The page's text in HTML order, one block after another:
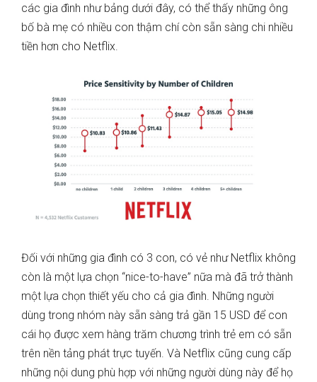
các gia đình như bảng dưới đây, có thể thấy những ông
bố bà mẹ có nhiều con thậm chí còn sẵn sàng chi nhiều
tiền hơn cho Netflix.
Đối với những gia đình có 3 con, có vẻ như Netflix không
còn là một lựa chọn “nice-to-have” nữa mà đã trở thành
một lựa chọn thiết yếu cho cả gia đình. Những người
dùng trong nhóm này sẵn sàng trả gần 15 USD để con
cái họ được xem hàng trăm chương trình trẻ em có sẵn
trên nền tảng phát trực tuyến. Và Netflix cũng cung cấp
những nội dung phù hợp với những người dùng này để họ